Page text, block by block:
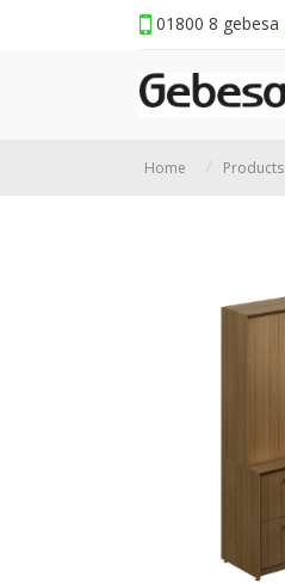
01800 8 gebesa
Home Products